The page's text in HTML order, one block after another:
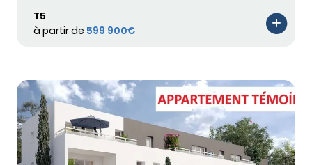
T5
à partir de 599 900€